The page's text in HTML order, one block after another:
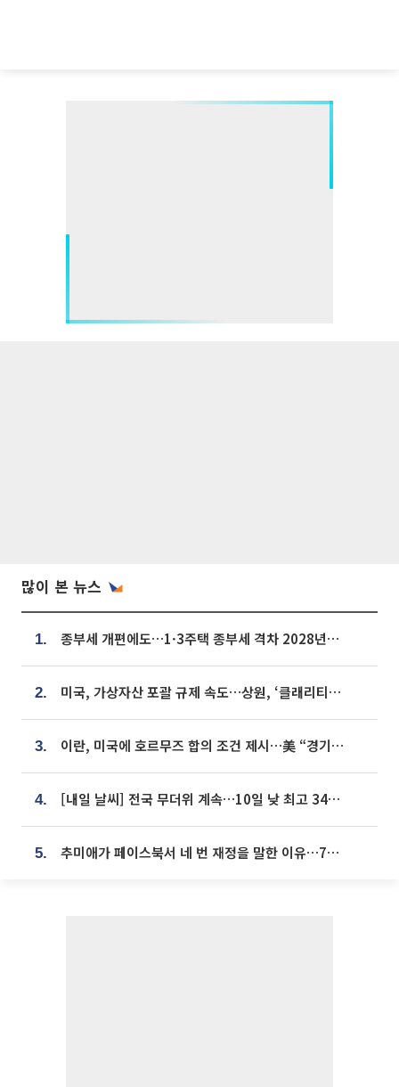
많이 본 뉴스
1. 종부세 개편에도…1·3주택 종부세 격차 2028년부터 확대
2. 미국, 가상자산 포괄 규제 속도…상원, ‘클래리티법’ 9월 절차투표 추진
3. 이란, 미국에 호르무즈 합의 조건 제시…美 “경기 아직 안 끝나” [종합]
4. [내일 날씨] 전국 무더위 계속…10일 낮 최고 34도 육박
5. 추미애가 페이스북서 네 번 재정을 말한 이유…7700억 추경 열쇠는 도의회에